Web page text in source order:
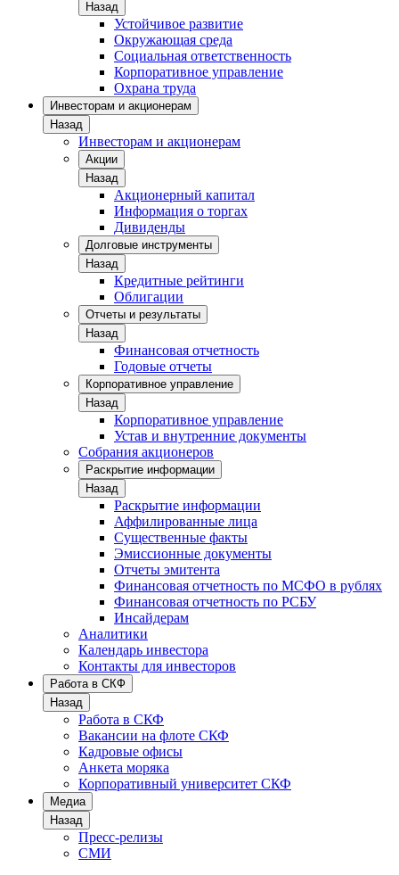
Назад
Устойчивое развитие
Окружающая среда
Социальная ответственность
Корпоративное управление
Охрана труда
Инвесторам и акционерам
Назад
Инвесторам и акционерам
Акции
Назад
Акционерный капитал
Информация о торгах
Дивиденды
Долговые инструменты
Назад
Кредитные рейтинги
Облигации
Отчеты и результаты
Назад
Финансовая отчетность
Годовые отчеты
Корпоративное управление
Назад
Корпоративное управление
Устав и внутренние документы
Собрания акционеров
Раскрытие информации
Назад
Раскрытие информации
Аффилированные лица
Существенные факты
Эмиссионные документы
Отчеты эмитента
Финансовая отчетность по МСФО в рублях
Финансовая отчетность по РСБУ
Инсайдерам
Аналитики
Календарь инвестора
Контакты для инвесторов
Работа в СКФ
Назад
Работа в СКФ
Вакансии на флоте СКФ
Кадровые офисы
Анкета моряка
Корпоративный университет СКФ
Медиа
Назад
Пресс-релизы
СМИ